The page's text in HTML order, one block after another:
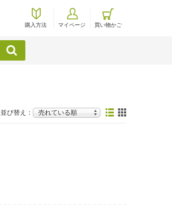
購入方法 マイページ 買い物かご
検索
並び替え：